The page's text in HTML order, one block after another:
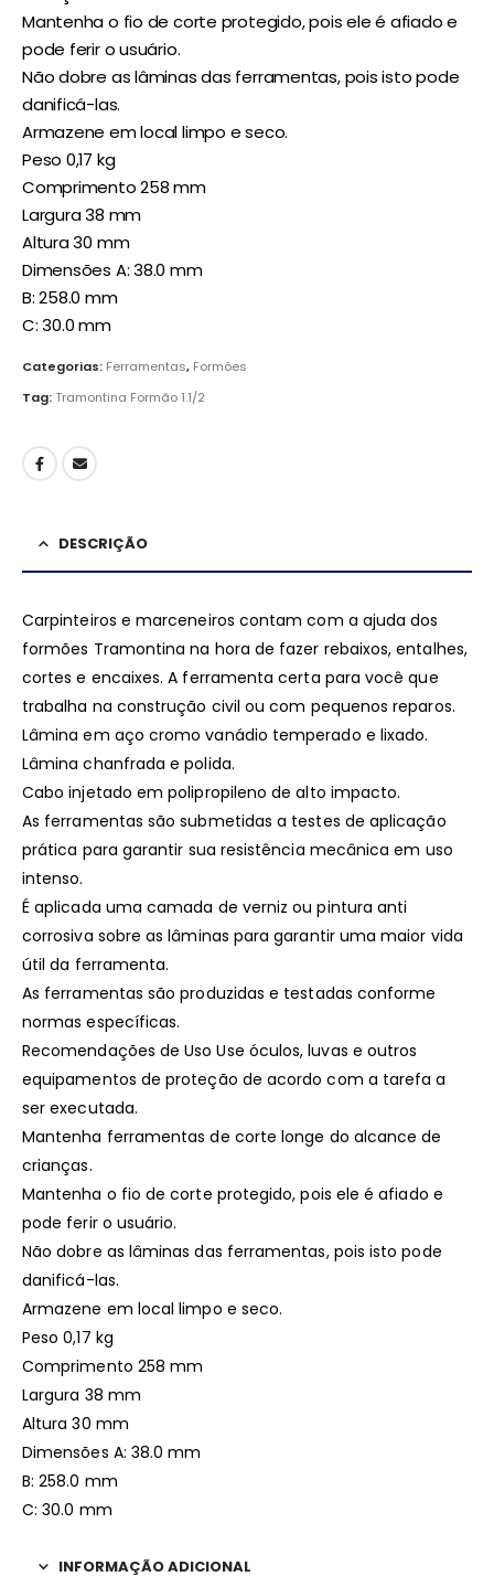
Mantenha o fio de corte protegido, pois ele é afiado e
pode ferir o usuário.
Não dobre as lâminas das ferramentas, pois isto pode
danificá-las.
Armazene em local limpo e seco.
Peso 0,17 kg
Comprimento 258 mm
Largura 38 mm
Altura 30 mm
Dimensões A: 38.0 mm
B: 258.0 mm
C: 30.0 mm
Categorias: Ferramentas, Formões
Tag:Tramontina Formão 1.1/2
DESCRIÇÃO
Carpinteiros e marceneiros contam com a ajuda dos
formões Tramontina na hora de fazer rebaixos, entalhes,
cortes e encaixes. A ferramenta certa para você que
trabalha na construção civil ou com pequenos reparos.
Lâmina em aço cromo vanádio temperado e lixado.
Lâmina chanfrada e polida.
Cabo injetado em polipropileno de alto impacto.
As ferramentas são submetidas a testes de aplicação
prática para garantir sua resistência mecânica em uso
intenso.
É aplicada uma camada de verniz ou pintura anti
corrosiva sobre as lâminas para garantir uma maior vida
útil da ferramenta.
As ferramentas são produzidas e testadas conforme
normas específicas.
Recomendações de Uso Use óculos, luvas e outros
equipamentos de proteção de acordo com a tarefa a
ser executada.
Mantenha ferramentas de corte longe do alcance de
crianças.
Mantenha o fio de corte protegido, pois ele é afiado e
pode ferir o usuário.
Não dobre as lâminas das ferramentas, pois isto pode
danificá-las.
Armazene em local limpo e seco.
Peso 0,17 kg
Comprimento 258 mm
Largura 38 mm
Altura 30 mm
Dimensões A: 38.0 mm
B: 258.0 mm
C: 30.0 mm
INFORMAÇÃO ADICIONAL